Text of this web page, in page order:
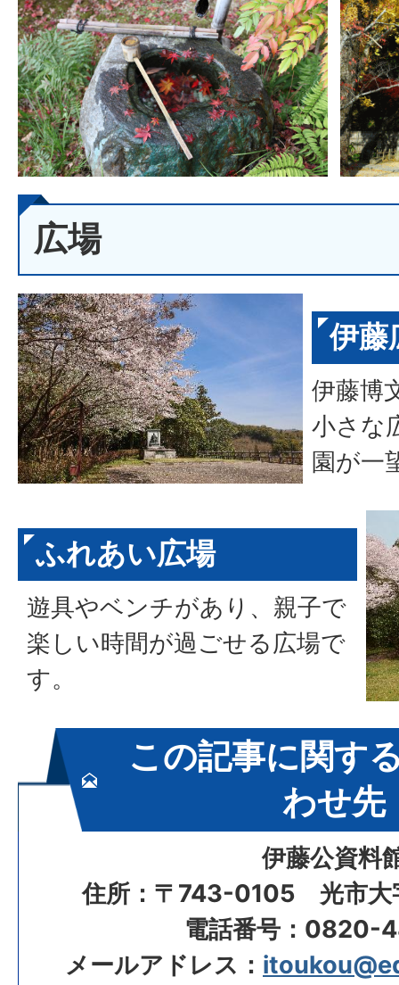
広場
伊藤
伊藤博
小さな
園が一
ふれあい広場
遊具やベンチがあり、親子で
楽しい時間が過ごせる広場で
す。
この記事に関す
わせ先
伊藤公資料
住所：〒743-0105 光市大
電話番号：0820-
メールアドレス：